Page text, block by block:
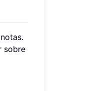
sobre